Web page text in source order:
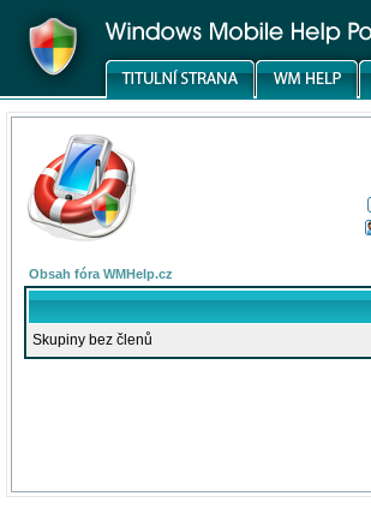
Obsah fóra WMHelp.cz
Skupiny bez členů